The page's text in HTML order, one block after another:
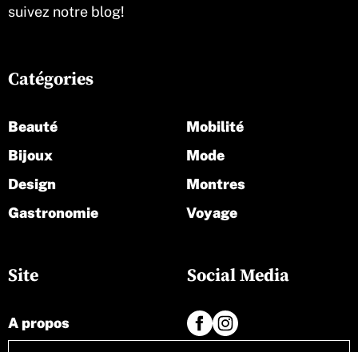
suivez notre blog!
Site
A propos
Catégories
Beauté
Bijoux
Design
Gastronomie
Mobilité
Mode
Montres
Voyage
Social Media